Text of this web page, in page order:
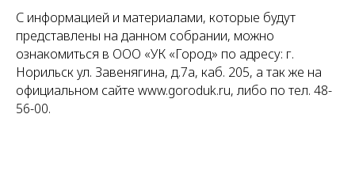
С информацией и материалами, которые будут
представлены на данном собрании, можно
ознакомиться в ООО «УК «Город» по адресу: г.
Норильск ул. Завенягина, д.7а, каб. 205, а так же на
официальном сайте www.goroduk.ru, либо по тел. 48-
56-00.